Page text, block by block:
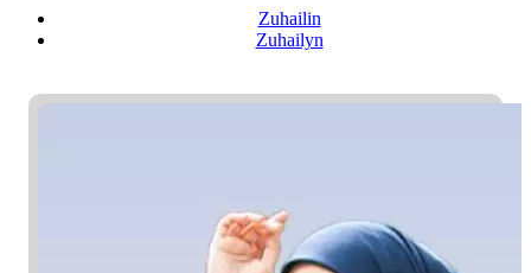
Zuhailin
Zuhailyn